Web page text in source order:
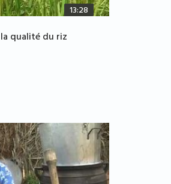
13:28
qualité du riz